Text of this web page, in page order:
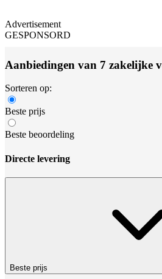
Advertisement
GESPONSORD
Aanbiedingen van 7 zakelijke
Sorteren op:
Beste prijs
Beste beoordeling
Directe levering
Beste prijs